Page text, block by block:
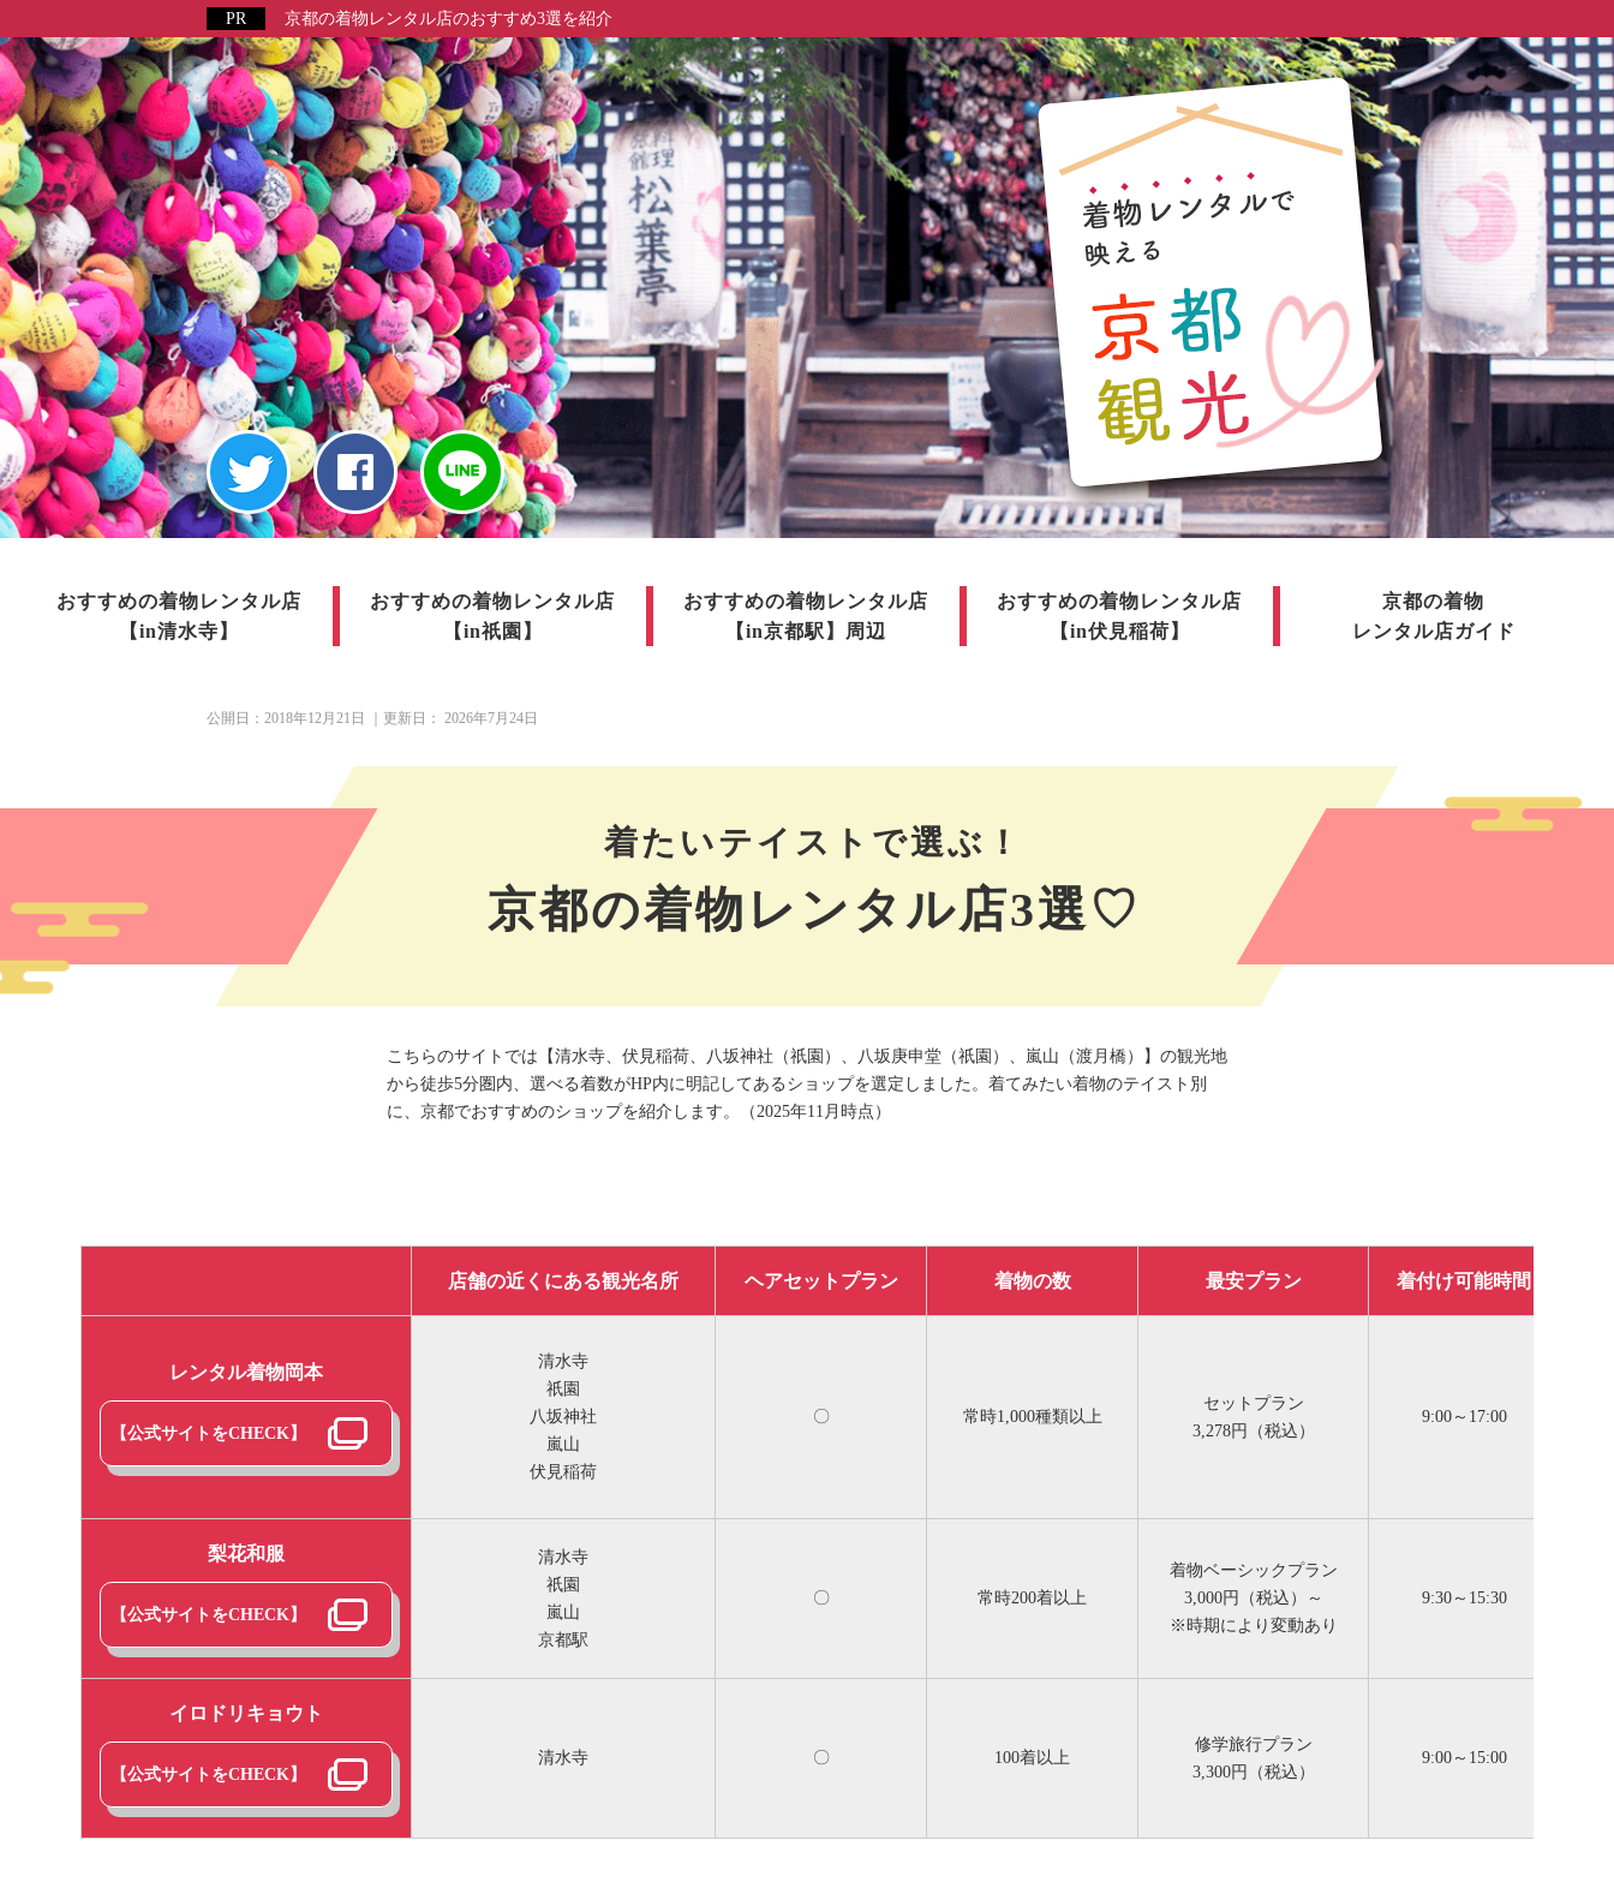
京都の着物レンタル店のおすすめ3選を紹介
おすすめの着物レンタル店
【in清水寺】
おすすめの着物レンタル店
【in祇園】
おすすめの着物レンタル店
【in京都駅】周辺
おすすめの着物レンタル店
【in伏見稲荷】
京都の着物
レンタル店ガイド
公開日： 2018年12月21日 ｜更新日： 2026年7月24日
着たいテイストで選ぶ！
京都の着物レンタル店3選♡
こちらのサイトでは【清水寺、伏見稲荷、八坂神社（祇園）、八坂庚申堂（祇園）、嵐山（渡月橋）】の観光地
から徒歩5分圏内、選べる着数がHP内に明記してあるショップを選定しました。着てみたい着物のテイスト別
に、京都でおすすめのショップを紹介します。（2025年11月時点）
店舗の近くにある観光名所 ヘアセットプラン 着物の数 最安プラン 着付け可能時間
レンタル着物岡本
【公式サイトをCHECK】
清水寺
祇園
八坂神社
嵐山
伏見稲荷
〇 常時1,000種類以上
セットプラン
3,278円（税込）
9:00～17:00
梨花和服
【公式サイトをCHECK】
清水寺
祇園
嵐山
京都駅
〇 常時200着以上
着物ベーシックプラン
3,000円（税込）～
※時期により変動あり
9:30～15:30
イロドリキョウト
【公式サイトをCHECK】
清水寺 〇 100着以上
修学旅行プラン
3,300円（税込）
9:00～15:00